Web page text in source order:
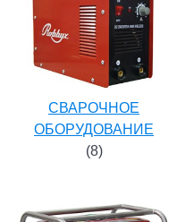
СВАРОЧНОЕ
ОБОРУДОВАНИЕ
(8)